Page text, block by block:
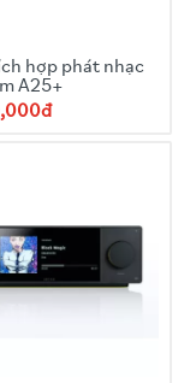
hợp phát nhạc
A25+